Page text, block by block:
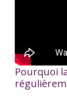
Pourquoi